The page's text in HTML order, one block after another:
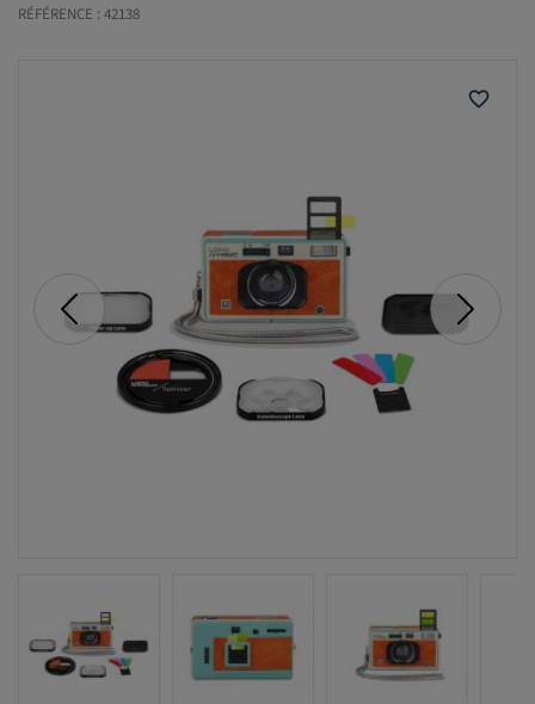
RÉFÉRENCE : 42138
favorite_border